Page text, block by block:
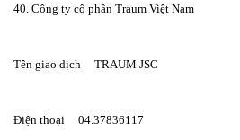
40. Công ty cổ phần Traum Việt Nam
Tên giao dịch     TRAUM JSC
Điện thoại     04.37836117